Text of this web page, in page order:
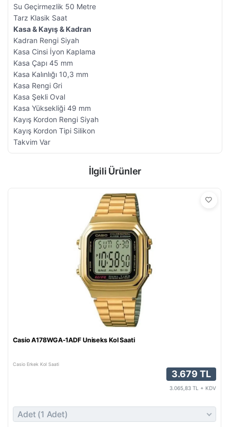
Su Geçirmezlik 50 Metre
Tarz Klasik Saat
Kasa & Kayış & Kadran
Kadran Rengi Siyah
Kasa Cinsi İyon Kaplama
Kasa Çapı 45 mm
Kasa Kalınlığı 10,3 mm
Kasa Rengi Gri
Kasa Şekli Oval
Kasa Yüksekliği 49 mm
Kayış Kordon Rengi Siyah
Kayış Kordon Tipi Silikon
Takvim Var
İlgili Ürünler
Casio A178WGA-1ADF Uniseks Kol Saati
Casio Erkek Kol Saati
3.679 TL
3.065,83 TL + KDV